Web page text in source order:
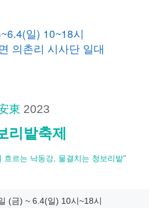
일) 10~18시
의촌리 시사단 일대
東 2023
리밭축제
흐르는 낙동강, 물결치는 청보리밭"
(금) ~ 6.4(일) 10시~18시